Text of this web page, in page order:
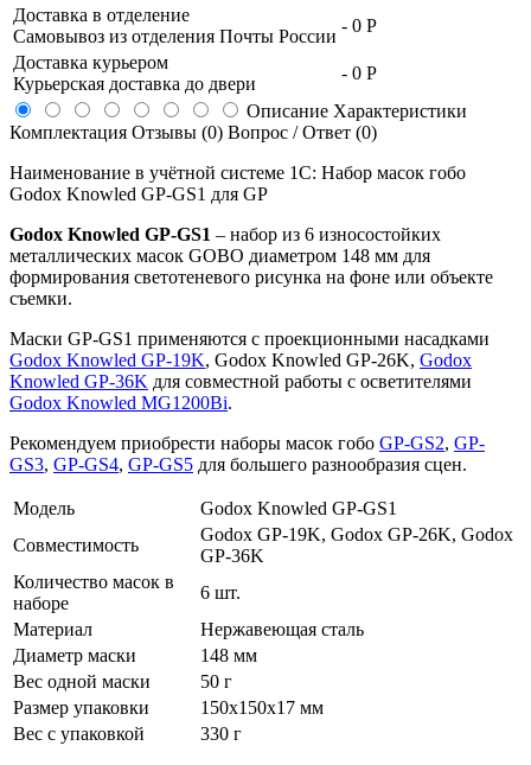
Доставка в отделение
Самовывоз из отделения Почты России
- 0 Р
Доставка курьером
Курьерская доставка до двери
- 0 Р
Описание Характеристики
Комплектация Отзывы (0) Вопрос / Ответ (0)
Наименование в учётной системе 1С: Набор масок гобо
Godox Knowled GP-GS1 для GP
Godox Knowled GP-GS1 – набор из 6 износостойких
металлических масок GOBO диаметром 148 мм для
формирования светотеневого рисунка на фоне или объекте
съемки.
Маски GP-GS1 применяются с проекционными насадками
Godox Knowled GP-19K, Godox Knowled GP-26K, Godox
Knowled GP-36K для совместной работы с осветителями
Godox Knowled MG1200Bi.
Рекомендуем приобрести наборы масок гобо GP-GS2, GP-
GS3, GP-GS4, GP-GS5 для большего разнообразия сцен.
Модель
Godox Knowled GP-GS1
Совместимость
Godox GP-19K, Godox GP-26K, Godox
GP-36K
Количество масок в
наборе
6 шт.
Материал
Нержавеющая сталь
Диаметр маски
148 мм
Вес одной маски
50 г
Размер упаковки
150х150х17 мм
Вес с упаковкой
330 г